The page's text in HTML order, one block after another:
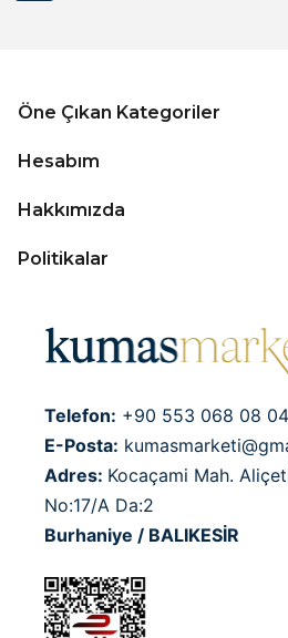
Öne Çıkan Kategoriler
Hesabım
Hakkımızda
Politikalar
Telefon: +90 553 068 08 04
E-Posta:
Adres: Kocaçami Mah.
No:17/A Da:2
Burhaniye / BALIKESİR